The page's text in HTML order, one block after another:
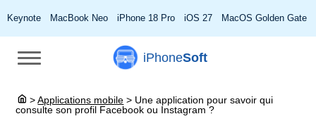
Keynote MacBook Neo iPhone 18 Pro iOS 27 MacOS Golden Gate
iPhoneSoft
> Applications mobile > Une application pour savoir qui
consulte son profil Facebook ou Instagram ?